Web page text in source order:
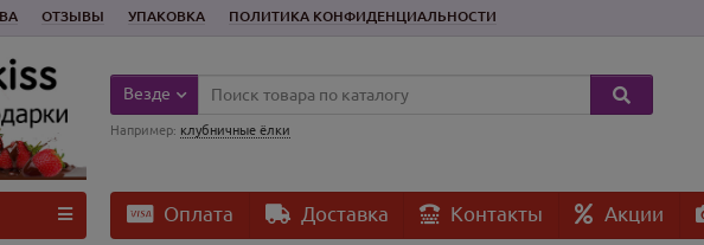
ОТЗЫВЫ УПАКОВКА ПОЛИТИКА КОНФИДЕНЦИАЛЬНОСТИ
Везде
Например: клубничные ёлки
Оплата Доставка Контакты Акции